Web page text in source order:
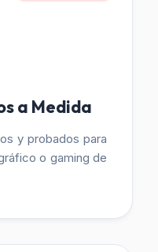
a Medida
y probados para
o gaming de